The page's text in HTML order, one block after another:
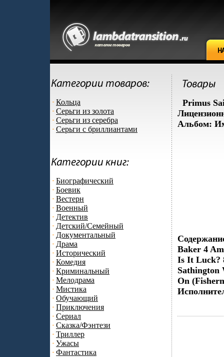
Кольца
Серьги из золота
Серьги из серебра
Серьги с бриллиантами
Биографический
Боевик
Вестерн
Военный
Детектив
Детский/Семейный
Документальный
Драма
Исторический
Комедия
Криминальный
Мелодрама
Мистика
Обучающий
Приключения
Сериал
Сказка/Фэнтези
Триллер
Ужасы
Фантастика
Primus
Альбом:
Baker 4
Is It Luck?
Sathington
On